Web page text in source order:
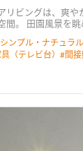
リビングは、爽や
間。 田園風景を眺
シンプル・ナチュラル
（テレビ台） #間